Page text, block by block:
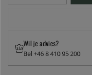
Wil je advies?
Bel +46 8 410 95 200